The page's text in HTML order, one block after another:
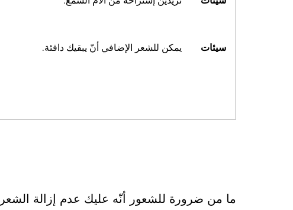
سيئات يمكن للشعر الإضافي أنّ يبقيك دافئة.
ما من ضرورة للشعور أنّه عليك عدم إزالة